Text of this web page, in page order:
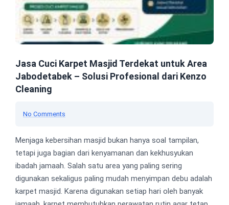
Jasa Cuci Karpet Masjid Terdekat untuk Area
Jabodetabek – Solusi Profesional dari Kenzo
Cleaning
No Comments
Menjaga kebersihan masjid bukan hanya soal tampilan,
tetapi juga bagian dari kenyamanan dan kekhusyukan
ibadah jamaah. Salah satu area yang paling sering
digunakan sekaligus paling mudah menyimpan debu adalah
karpet masjid. Karena digunakan setiap hari oleh banyak